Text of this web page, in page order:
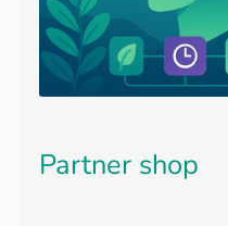
Partner shop